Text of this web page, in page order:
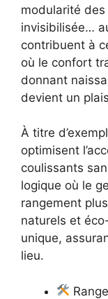
modularité
invisibilisée…
contribuent à
où le confort
donnant
devient un
À titre
optimisent
coulissants
logique où le
rangement
naturels et
unique,
lieu.